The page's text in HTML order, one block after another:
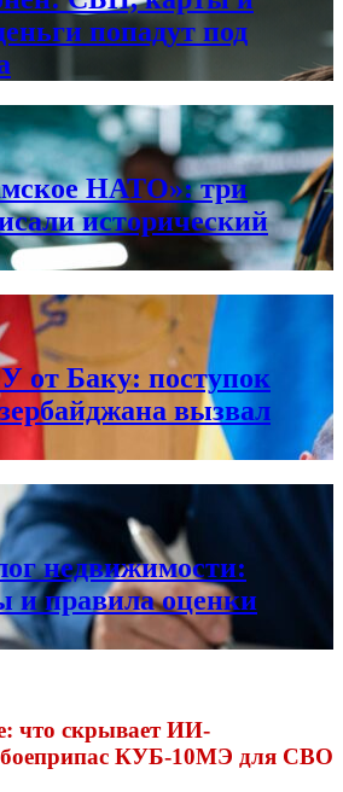
попадут под
НАТО»: три
исторический
от Баку: поступок
вызвал
недвижимости:
и правила оценки
что скрывает ИИ-
КУБ-10МЭ для СВО